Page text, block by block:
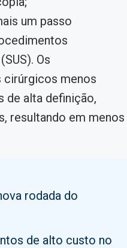
um passo
Os
cirúrgicos menos
de alta definição,
resultando em menos
rodada do
de alto custo no